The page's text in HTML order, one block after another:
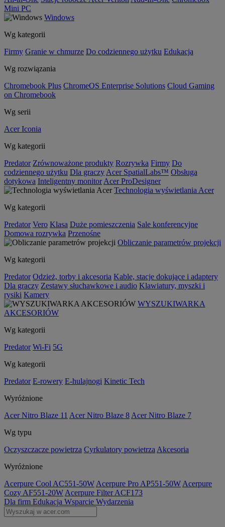
Mini PC
Windows
Wg kategorii
Firmy Granie w chmurze Do codziennego użytku Edukacja
Wg rozwiązania
Chromebook Plus ChromeOS Enterprise Solutions Cloud Gaming
on Chromebook
Wg serii
Acer Iconia
Wg kategorii
Predator Zrównoważone produkty Rozrywka Firmy Do
codziennego użytku Dla graczy Acer SpatialLabs™ Obsługa
dotykowa Inteligentny monitor Acer ProDesigner
Technologia wyświetlania Acer
Wg kategorii
Predator Vero Klasa Duże pomieszczenia Sale konferencyjne
Domowa rozrywka Przenośne
Obliczanie parametrów projekcji
Wg kategorii
Predator Odzież, torby i akcesoria Kable, stacje dokujące i adaptery
Dla graczy Zestawy słuchawkowe i audio Klawiatury, myszki i
rysiki Kamery
WYSZUKIWARKA
AKCESORIÓW
Wg kategorii
Predator Wi-Fi 5G
Wg kategorii
Predator E-rowery E-hulajnogi Kinetic Tech
Wyróżnione
Acer Nitro Blaze 11 Acer Nitro Blaze 8 Acer Nitro Blaze 7
Wg typu
Oczyszczacze powietrza Cyrkulatory powietrza Akcesoria
Wyróżnione
Acerpure Cool AC551-50W Acerpure Pro AP551-50W Acerpure
Cozy AF551-20W Acerpure Filter ACF173
Dla firm Edukacja Wsparcie Wydarzenia